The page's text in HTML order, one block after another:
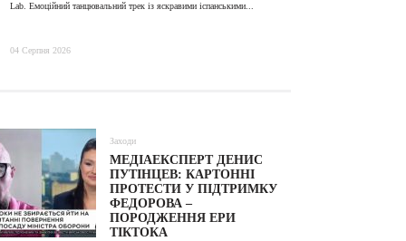
Lab. Емоційний танцювальний трек із яскравими іспанськими...
04 Серпня 2026
Заходи
МЕДІАЕКСПЕРТ ДЕНИС
ПУТІНЦЕВ: КАРТОННІ
ПРОТЕСТИ У ПІДТРИМКУ
ФЕДОРОВА –
ПОРОДЖЕННЯ ЕРИ
ТІКТОКА